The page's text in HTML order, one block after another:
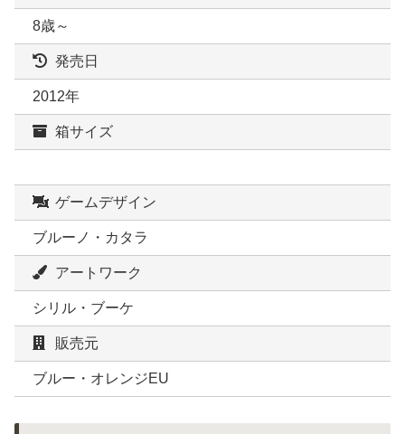
8歳～
発売日
2012年
箱サイズ
ゲームデザイン
ブルーノ・カタラ
アートワーク
シリル・ブーケ
販売元
ブルー・オレンジEU